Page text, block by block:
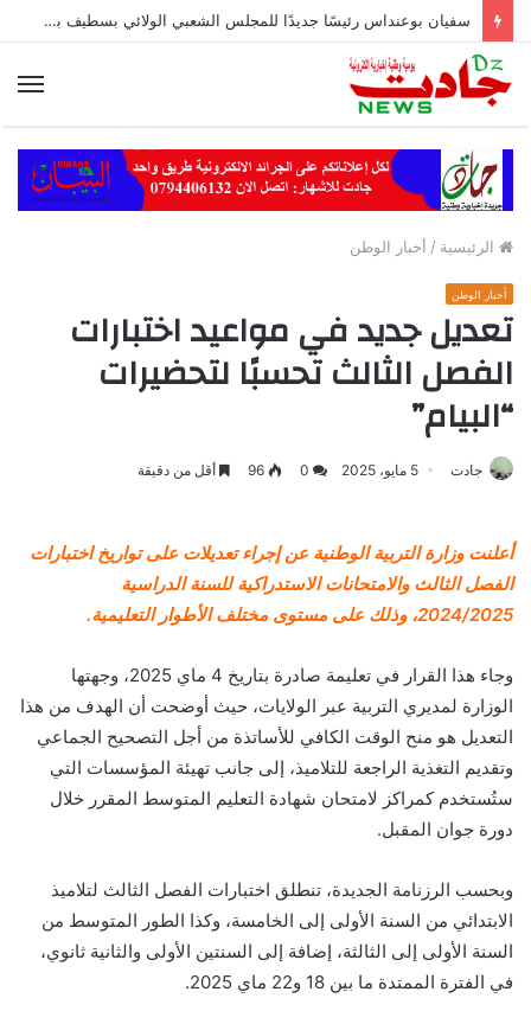
سفيان بوعنداس رئيسًا جديدًا للمجلس الشعبي الولائي بسطيف بالأغلبية
الرئيسية / أخبار الوطن
أخبار الوطن
تعديل جديد في مواعيد اختبارات
الفصل الثالث تحسبًا لتحضيرات
“البيام”
جادت 5 مايو، 2025 0
96 أقل من دقيقة
أعلنت وزارة التربية الوطنية عن إجراء تعديلات على تواريخ اختبارات
الفصل الثالث والامتحانات الاستدراكية للسنة الدراسية
2024/2025، وذلك على مستوى مختلف الأطوار التعليمية.
وجاء هذا القرار في تعليمة صادرة بتاريخ 4 ماي 2025، وجهتها
الوزارة لمديري التربية عبر الولايات، حيث أوضحت أن الهدف من هذا
التعديل هو منح الوقت الكافي للأساتذة من أجل التصحيح الجماعي
وتقديم التغذية الراجعة للتلاميذ، إلى جانب تهيئة المؤسسات التي
ستُستخدم كمراكز لامتحان شهادة التعليم المتوسط المقرر خلال
دورة جوان المقبل.
وبحسب الرزنامة الجديدة، تنطلق اختبارات الفصل الثالث لتلاميذ
الابتدائي من السنة الأولى إلى الخامسة، وكذا الطور المتوسط من
السنة الأولى إلى الثالثة، إضافة إلى السنتين الأولى والثانية ثانوي،
في الفترة الممتدة ما بين 18 و22 ماي 2025.